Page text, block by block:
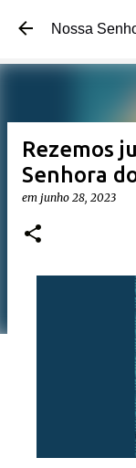
Nossa
Rezemos
Senhora
em junho 28, 2023